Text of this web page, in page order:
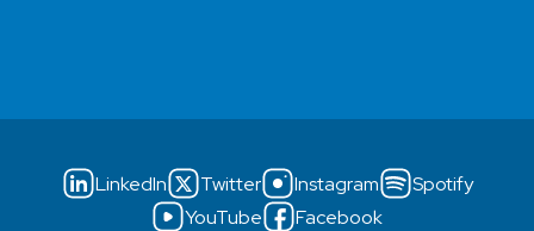
LinkedIn Twitter Instagram
Spotify
YouTube
Facebook